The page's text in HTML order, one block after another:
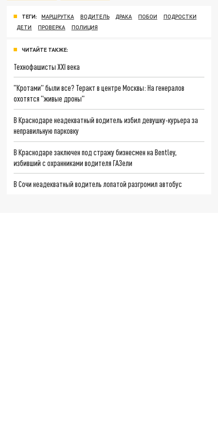
ТЕГИ: МАРШРУТКА ВОДИТЕЛЬ ДРАКА ПОБОИ
ПОДРОСТКИ
ДЕТИ
ПРОВЕРКА ПОЛИЦИЯ
ЧИТАЙТЕ ТАКЖЕ:
Технофашисты XXI века
"Кротами" были все? Теракт в центре Москвы: На генералов
охотятся "живые дроны"
В Краснодаре неадекватный водитель избил девушку-курьера за
неправильную парковку
В Краснодаре заключен под стражу бизнесмен на Bentley,
избивший с охранниками водителя ГАЗели
В Сочи неадекватный водитель лопатой разгромил автобус